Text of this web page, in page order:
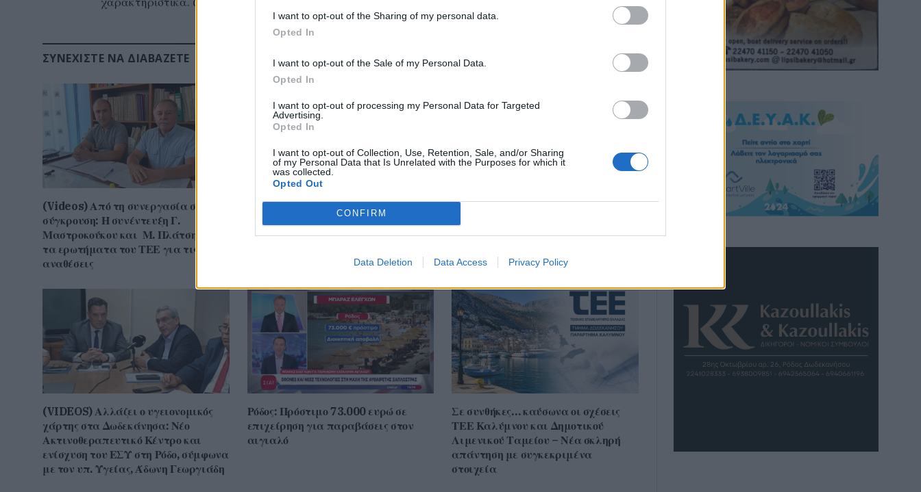
I want to opt-out of the Sharing of my personal data.
Opted In
I want to opt-out of the Sale of my Personal Data.
Opted In
I want to opt-out of processing my Personal Data for Targeted
Advertising.
Opted In
I want to opt-out of Collection, Use, Retention, Sale, and/or Sharing
of my Personal Data that Is Unrelated with the Purposes for which it
was collected.
Opted Out
CONFIRM
Data Deletion Data Access Privacy Policy
ΣΥΝΕΧΊΣΤΕ ΝΑ ΔΙΑΒΆΖΕΤΕ
(Videos) Από τη συνεργασία στη
σύγκρουση: Η συνέντευξη Γ.
Μαστροκούκου και Μ. Πλάτση και
τα ερωτήματα του ΤΕΕ για τις
αναθέσεις
(ΒΙΝΤΕΟ) Η ώρα των διλημμάτων
έχει τελειώσει: «Το εκλογικό
ποσοστό του Αν. Σαμαρά θα είναι
Γ. Ξηραδάκης: «Ολιγοπωλιακή δομή
ελέγχουν το 60% του συνολικού
(VIDEOS) Αλλάζει ο υγειονομικός
χάρτης στα Δωδεκάνησα: Νέο
Ακτινοθεραπευτικό Κέντρο και
ενίσχυση του ΕΣΥ στη Ρόδο, σύμφωνα
με τον υπ. Υγείας, Άδωνη Γεωργιάδη
Ρόδος: Πρόστιμο 73.000 ευρώ σε
επιχείρηση για παραβάσεις στον
αιγιαλό
Σε συνθήκες… καύσωνα οι σχέσεις
ΤΕΕ Καλύμνου και Δημοτικού
Λιμενικού Ταμείου – Νέα σκληρή
απάντηση με συγκεκριμένα
στοιχεία